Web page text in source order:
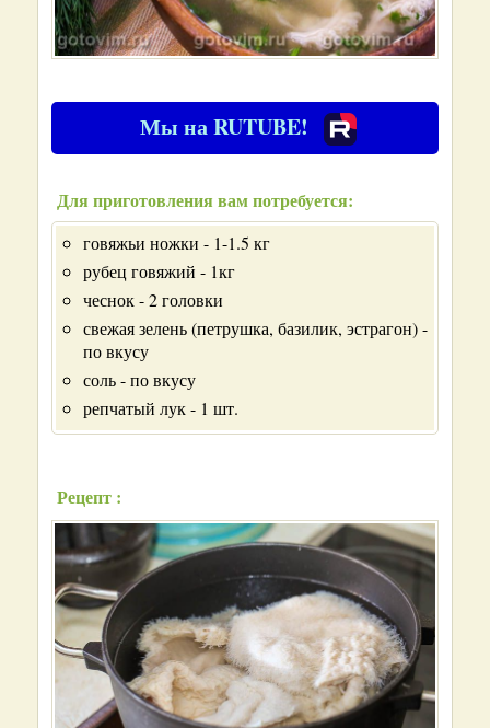
Мы на RUTUBE!
Для приготовления вам потребуется:
говяжьи ножки - 1-1.5 кг
рубец говяжий - 1кг
чеснок - 2 головки
свежая зелень (петрушка, базилик, эстрагон) -
по вкусу
соль - по вкусу
репчатый лук - 1 шт.
Рецепт :